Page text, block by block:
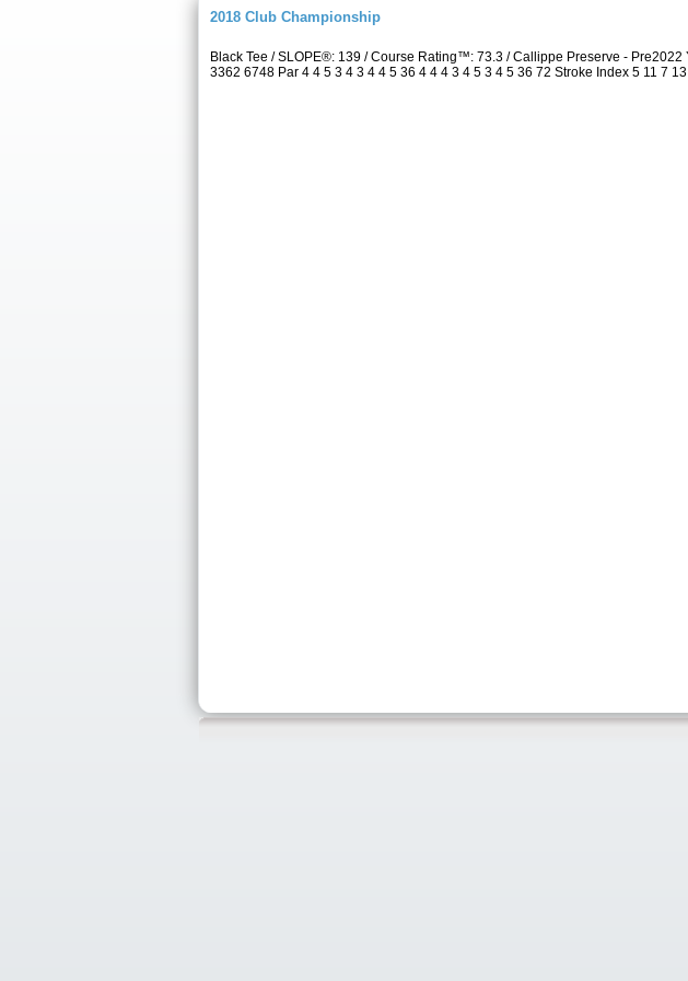
2018 Club Championship
Black Tee / SLOPE®: 139 / Course Rating™: 73.3 / Callippe Preserve -
3362 6748 Par 4 4 5 3 4 3 4 4 5 36 4 4 4 3 4 5 3 4 5 36 72 Stroke Index 5 11 7